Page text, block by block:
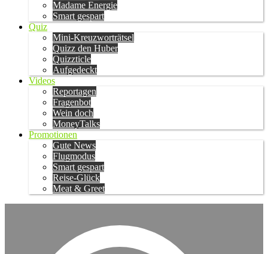
Madame Energie
Smart gespart
Quiz
Mini-Kreuzworträtsel
Quizz den Huber
Quizzticle
Aufgedeckt
Videos
Reportagen
Fragenbot
Wein doch
MoneyTalks
Promotionen
Gute News
Flugmodus
Smart gespart
Reise-Glück
Meat & Greet